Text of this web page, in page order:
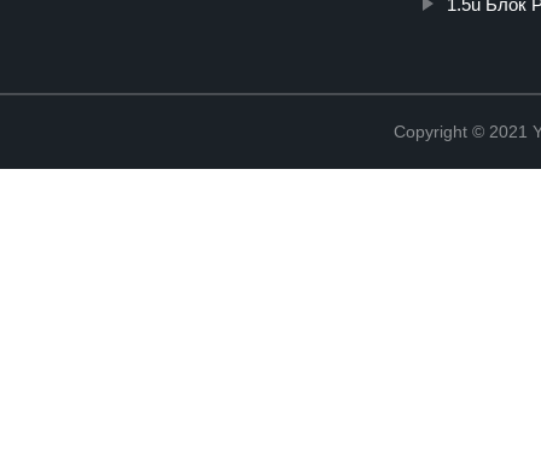
1.5u Блок
Copyright © 2021